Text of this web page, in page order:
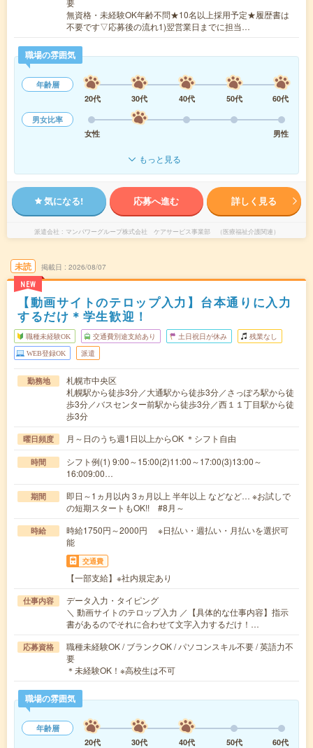
要
無資格・未経験OK年齢不問★10名以上採用予定★履歴書は
不要です▽応募後の流れ1)翌営業日までに担当…
職場の雰囲気
年齢層
20代
30代 40代 50代
60代
男女比率
女性
男性
もっと見る
気になる! 応募へ進む 詳しく見る
派遣会社 マンパワーグループ株式会社 ケアサービス事業部 （医療福祉介護関連）
未読
NEW
掲載日 2026/08/07
【動画サイトのテロップ入力】台本通りに入力
するだけ＊学生歓迎！
職種未経験OK 交通費別途支給あり 土日祝日が休み 残業なし
WEB登録OK 派遣
勤務地
札幌市中央区
札幌駅から徒歩3分／大通駅から徒歩3分／さっぽろ駅から徒
歩3分／バスセンター前駅から徒歩3分／西１１丁目駅から徒
歩3分
曜日頻度 月～日のうち週1日以上からOK ＊シフト自由
時間
シフト例(1) 9:00～15:00(2)11:00～17:00(3)13:00～
16:009:00…
期間
即日～1ヵ月以内 3ヵ月以上 半年以上 などなど… ※お試しで
の短期スタートもOK!! #8月～
時給
時給1750円～2000円 ※日払い・週払い・月払いを選択可
能
交通費
【一部支給】※社内規定あり
仕事内容
データ入力・タイピング
＼ 動画サイトのテロップ入力 ／【具体的な仕事内容】指示
書があるのでそれに合わせて文字入力するだけ！…
応募資格
職種未経験OK / ブランクOK / パソコンスキル不要 / 英語力不
要
＊未経験OK！※高校生は不可
職場の雰囲気
年齢層
20代
30代 40代 50代
60代